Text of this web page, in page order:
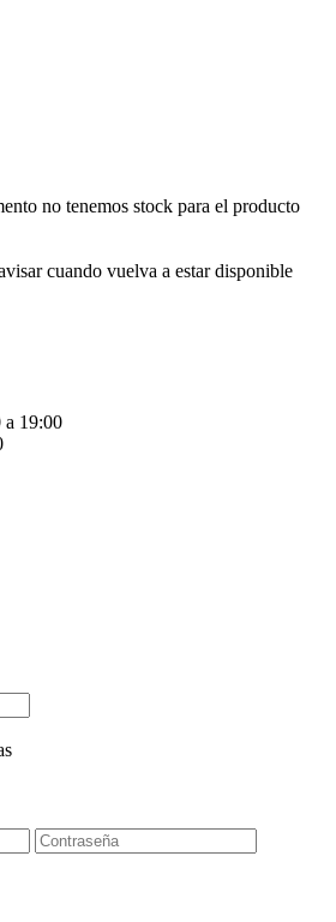
no tenemos stock para el producto
cuando vuelva a estar disponible
a 19:00